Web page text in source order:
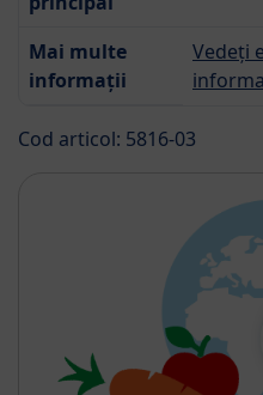
Mai multe
informații
Vedeți
Cod articol: 5816-03